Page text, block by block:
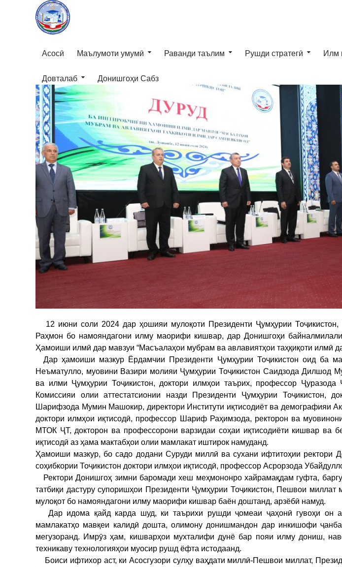
Асосӣ Маълумоти умумӣ Раванди таълим Рушди стратегӣ Илм
Довталаб Донишгоҳи Сабз
12 июни соли 2024 дар ҳошияи мулоқоти Президенти Ҷумҳурии
Раҳмон бо намояндагони илму маорифи кишвар, дар Донишгоҳи
Ҳамоиши илмӣ дар мавзуи “Масъалаҳои мубрам ва авлавиятҳои таҳқиқоти илмӣ
Дар ҳамоиши мазкур Ёрдамчии Президенти Ҷумҳурии Тоҷикистон оид ба
Неъматулло, муовини Вазири молияи Ҷумҳурии Тоҷикистон Саидзода Дилшод
ва илми Ҷумҳурии Тоҷикистон, доктори илмҳои таърих, профессор
Комиссияи олии аттестатсионии назди Президенти Ҷумҳурии Тоҷикистон,
Шарифзода Мумин Машокир, директори Институти иқтисодиёт ва демографияи
доктори илмҳои иқтисодӣ, профессор Шариф Раҳимзода, ректорон ва
МТОК ҶТ, докторон ва профессорони варзидаи соҳаи иқтисодиёти кишвар ва
иқтисодӣ аз ҳама мактабҳои олии мамлакат иштирок намуданд.
Ҳамоиши мазкур, бо садо додани Суруди миллӣ ва сухани ифтитоҳии ректори
соҳибкории Тоҷикистон доктори илмҳои иқтисодӣ, профессор Асрорзода
Ректори Донишгоҳ зимни баромади хеш меҳмононро хайрамақдам гуфта,
татбиқи дастуру супоришҳои Президенти Ҷумҳурии Тоҷикистон, Пешвои
мулоқот бо намояндагони илму маорифи кишвар баён доштанд, арзёбӣ намуд.
Дар идома қайд карда шуд, ки таърихи рушди ҷомеаи ҷаҳонӣ гувоҳи он
мамлакатҳо мавқеи калидӣ дошта, олимону донишмандон дар инкишофи
мегузоранд. Имрӯз ҳам, кишварҳои мухталифи дунё бар пояи илму дониш,
техникаву технологияҳои муосир рушд ёфта истодаанд.
Боиси ифтихор аст, ки Асосгузори сулҳу ваҳдати миллӣ-Пешвои миллат,